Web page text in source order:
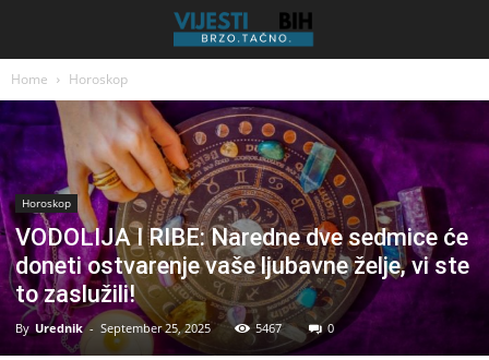
Home Horoskop
Horoskop
VODOLIJA I RIBE: Naredne dve sedmice će
doneti ostvarenje vaše ljubavne želje, vi ste
to zaslužili!
By Urednik - September 25, 2025 5467 0